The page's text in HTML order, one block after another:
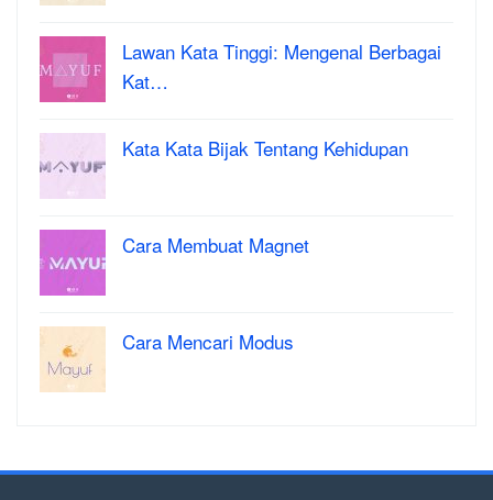
Lawan Kata Tinggi: Mengenal Berbagai
Kat…
Kata Kata Bijak Tentang Kehidupan
Cara Membuat Magnet
Cara Mencari Modus